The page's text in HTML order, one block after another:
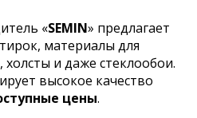
«SEMIN» предлагает
материалы для
и даже стеклообои.
высокое качество
цены.